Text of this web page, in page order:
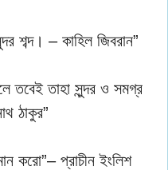
শব্দ। – কাহিল জিবরান”
তবেই তাহা সুন্দর ও সমগ্র
ঠাকুর”
করো”– প্রাচীন ইংলিশ